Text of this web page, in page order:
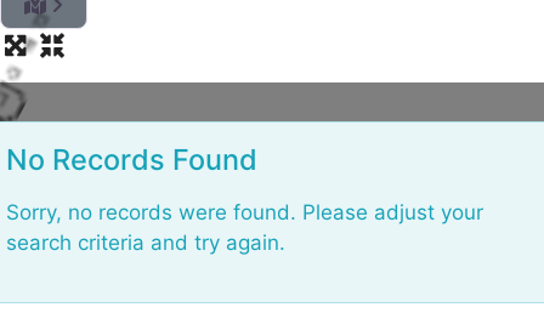
o d n
.
No Records Found
Sorry, no records were found. Please adjust your
search criteria and try again.